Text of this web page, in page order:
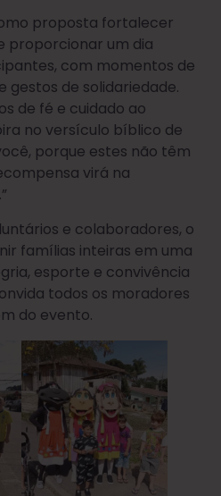
proposta fortalecer
proporcionar um dia
com momentos de
gestos de solidariedade.
de fé e cuidado ao
no versículo bíblico de
porque estes não têm
virá na
e colaboradores, o
famílias inteiras em uma
esporte e convivência
todos os moradores
do evento.